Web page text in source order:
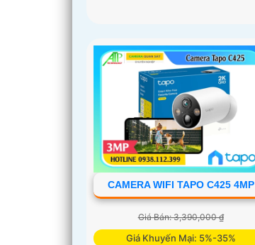
CAMERA WIFI TAPO C425 4MP
Giá Bán: 3,390,000 ₫
Giá Khuyến Mại: 5%-35%